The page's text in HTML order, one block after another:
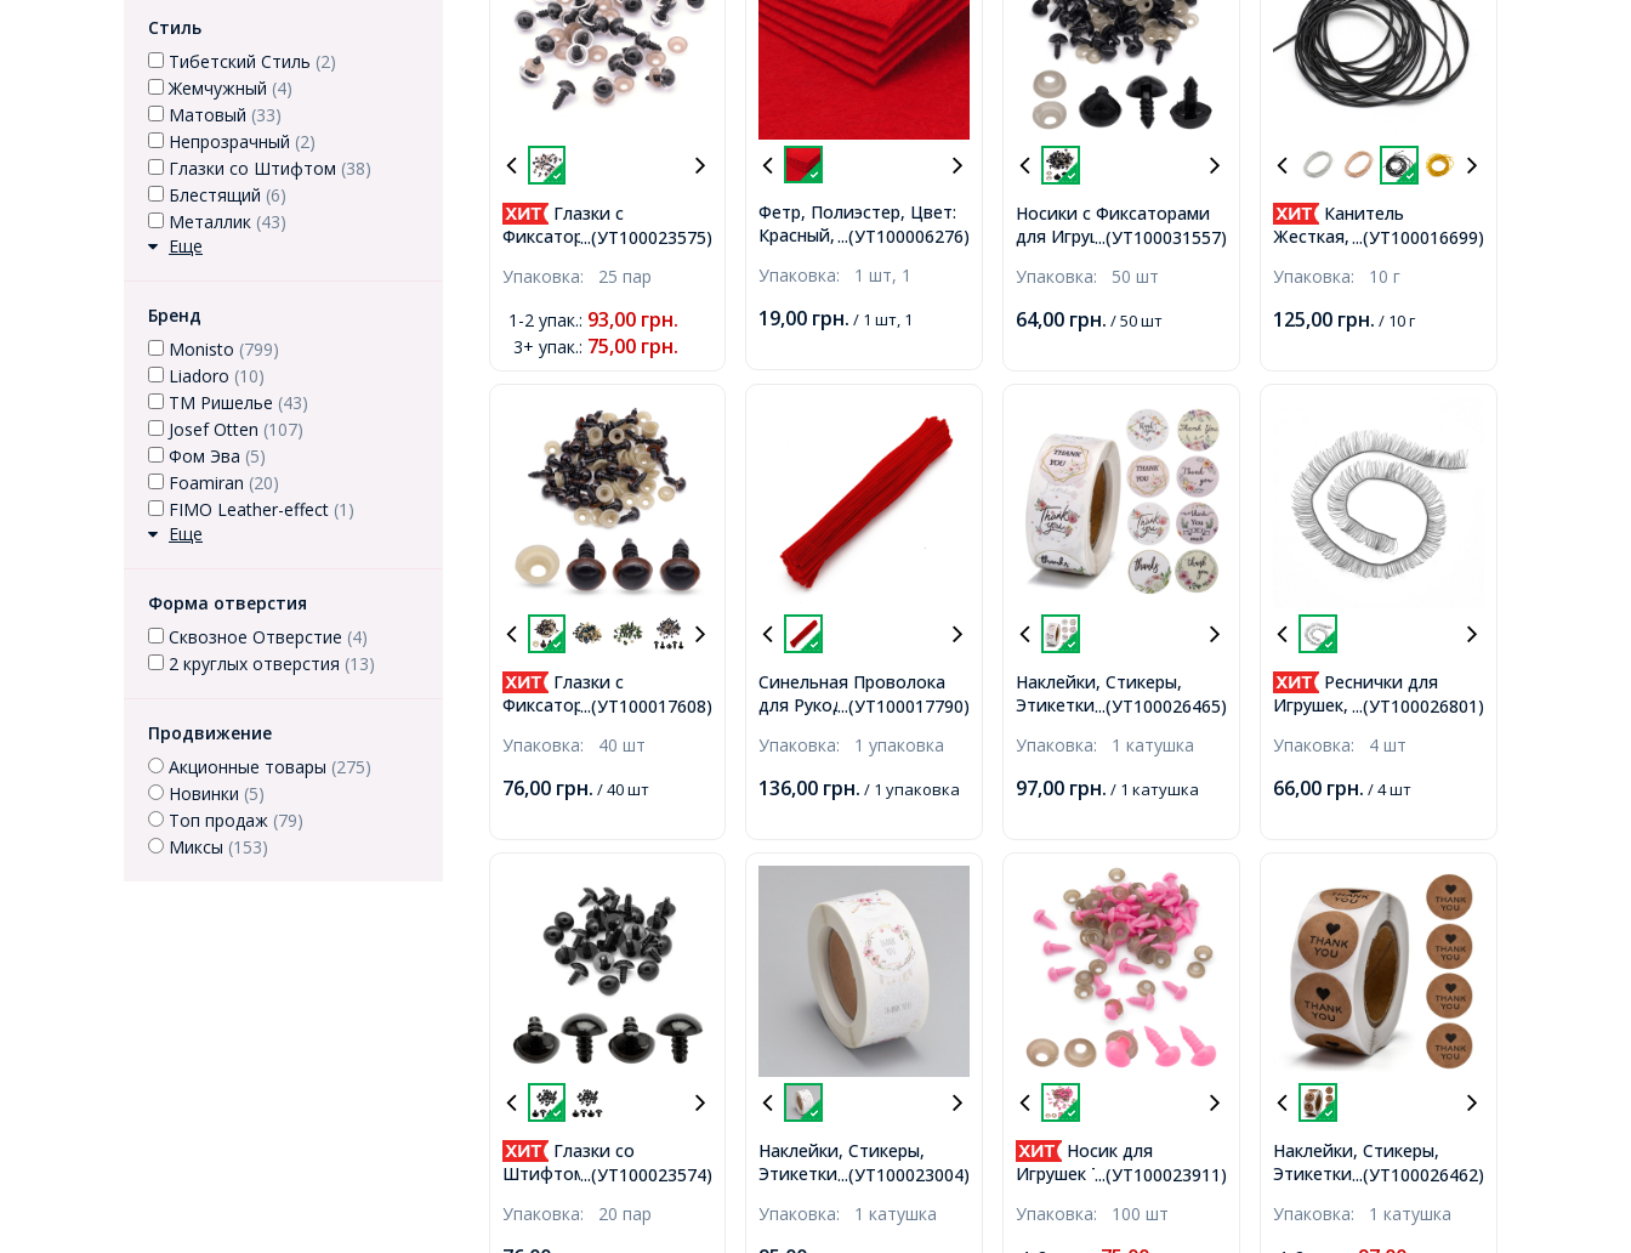
Стиль
Тибетский Стиль (2)
Жемчужный (4)
Матовый (33)
Непрозрачный (2)
Глазки со Штифтом (38)
Блестящий (6)
Металлик (43)
Еще
Бренд
Monisto (799)
Liadoro (10)
ТМ Ришелье (43)
Josef Otten (107)
Фом Эва (5)
Foamiran (20)
FIMO Leather-effect (1)
Еще
Форма отверстия
Сквозное Отверстие (4)
2 круглых отверстия (13)
Продвижение
Акционные товары (275)
Новинки (5)
Топ продаж (79)
Миксы (153)
...(УТ100023575)
Глазки с
Фиксатором и
Круглые, Цвет:
12мм,
Упаковка: 25 пар
1-2 упак.: 93,00 грн.
3+ упак.: 75,00 грн.
...(УТ100006276)
Фетр, Полиэстер, Цвет:
Красный, Размер:
1шт
Упаковка: 1 шт, 1
19,00 грн. / 1 шт, 1
...(УТ100031557)
Носики с Фиксаторами
для Игрушек,
9.5х11мм, Штифт 5-6мм,
Упаковка: 50 шт
64,00 грн. / 50 шт
...(УТ100016699)
Канитель
Жесткая, Черная, 1мм,
Упаковка: 10 г
125,00 грн. / 10 г
...(УТ100017608)
Глазки с
Фиксатором и
Круглые, Коричневый,
Упаковка: 40 шт
76,00 грн. / 40 шт
...(УТ100017790)
Синельная Проволока
для Рукоделия Мягкая
300х5мм, 100шт/упак,
Упаковка: 1 упаковка
136,00 грн. / 1 упаковка
...(УТ100026465)
Наклейки, Стикеры,
Этикетки, Подарочные
для Упаковки,
500шт/рулон,
Упаковка: 1 катушка
97,00 грн. / 1 катушка
...(УТ100026801)
Реснички для
Игрушек, Волокно, Цвет:
Упаковка: 4 шт
66,00 грн. / 4 шт
...(УТ100023574)
Глазки со
Штифтом, для Игрушек,
Упаковка: 20 пар
...(УТ100023004)
Наклейки, Стикеры,
Этикетки, Подарочные
для Упаковки,
Упаковка: 1 катушка
...(УТ100023911)
Носик для
Игрушек Треугольный,
3мм,
Упаковка: 100 шт
...(УТ100026462)
Наклейки, Стикеры,
Этикетки, Подарочные
для Упаковки,
Упаковка: 1 катушка